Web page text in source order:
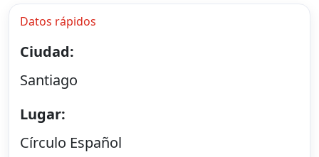
Datos rápidos
Ciudad:
Santiago
Lugar:
Círculo Español